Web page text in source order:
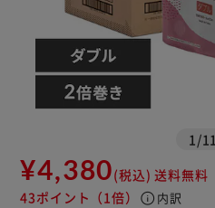
1 /11
¥4,380(税込) 送料無料
43ポイント （1倍） info 内訳
※ご確認ください
カートに入れる